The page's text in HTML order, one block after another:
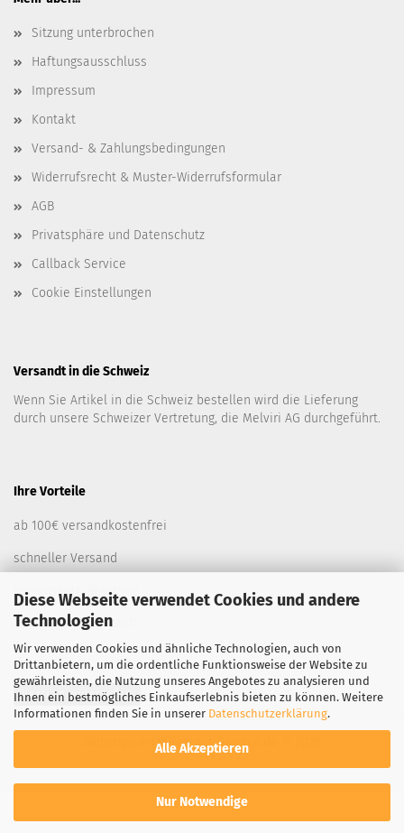
Diese Webseite verwendet Cookies und andere
Technologien
Wir verwenden Cookies und ähnliche Technologien, auch von
Drittanbietern, um die ordentliche Funktionsweise der Website zu
gewährleisten, die Nutzung unseres Angebotes zu analysieren und
Ihnen ein bestmögliches Einkaufserlebnis bieten zu können. Weitere
Informationen finden Sie in unserer Datenschutzerklärung.
Alle Akzeptieren
Nur Notwendige
Sitzung unterbrochen
Haftungsausschluss
Impressum
Kontakt
Versand- & Zahlungsbedingungen
Widerrufsrecht & Muster-Widerrufsformular
AGB
Privatsphäre und Datenschutz
Callback Service
Cookie Einstellungen
Versandt in die Schweiz
Wenn Sie Artikel in die Schweiz bestellen wird die Lieferung
durch unsere Schweizer Vertretung, die Melviri AG durchgeführt.
Ihre Vorteile
ab 100€ versandkostenfrei
schneller Versand
kompetente Beratung
Alle Sensoren geprüft
Vertrag widerrufen
Webshop erstellenmit Gambio.de © 2026